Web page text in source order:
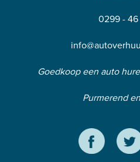
0299 -
Goedkoop een auto
Purmerend